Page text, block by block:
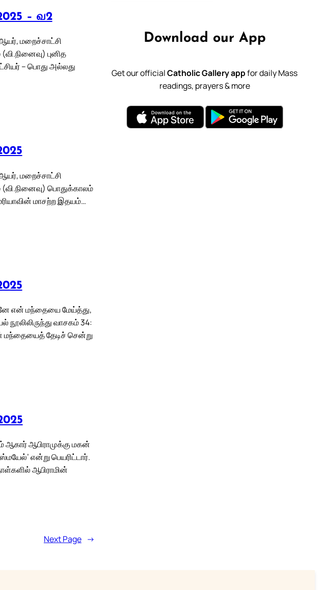
– வ2
மறைச்சாட்சி
புனித
– பொது அல்லது
மறைச்சாட்சி
(வி.நினைவு) பொதுக்காலம்
மாசற்ற இதயம்…
என் மந்தையை மேய்த்து,
வாசகம் 34:
மந்தையைத் தேடிச் சென்று
ஆகார் ஆபிராமுக்கு மகன்
என்று பெயரிட்டார்.
ஆபிராமின்
Next Page →
Download our App
Get our officialCatholic Gallery appfor daily Mass
readings, prayers & more